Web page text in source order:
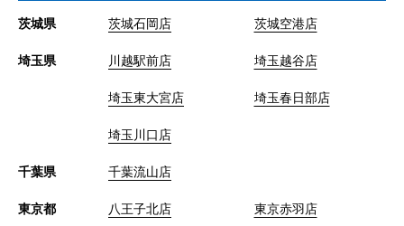
茨城県 茨城石岡店 茨城空港店
埼玉県 川越駅前店 埼玉越谷店
埼玉東大宮店 埼玉春日部店
埼玉川口店
千葉県 千葉流山店
東京都 八王子北店 東京赤羽店